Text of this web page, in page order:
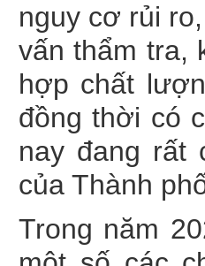
nguy cơ rủi
vấn thẩm tra,
hợp chất
đồng thời có
nay đang rất
của Thành
Trong năm